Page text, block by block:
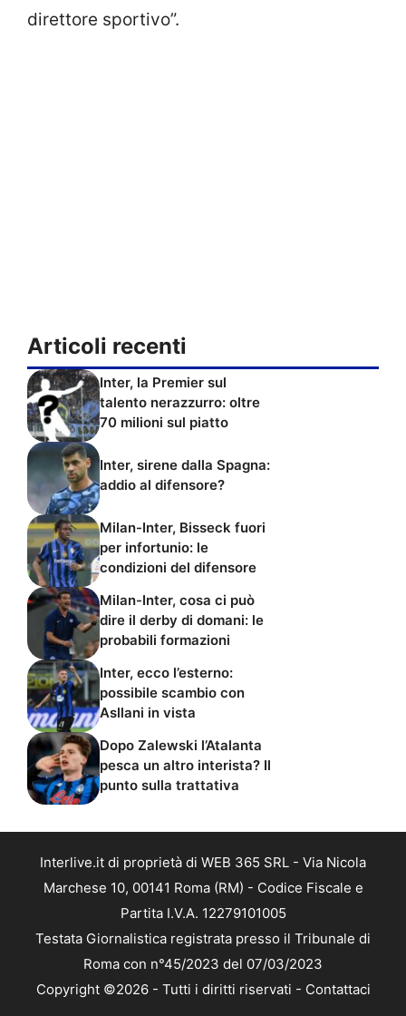
direttore sportivo”.
Articoli recenti
Inter, la Premier sul
talento nerazzurro: oltre
70 milioni sul piatto
Inter, sirene dalla Spagna:
addio al difensore?
Milan-Inter, Bisseck fuori
per infortunio: le
condizioni del difensore
Milan-Inter, cosa ci può
dire il derby di domani: le
probabili formazioni
Inter, ecco l’esterno:
possibile scambio con
Asllani in vista
Dopo Zalewski l’Atalanta
pesca un altro interista? Il
punto sulla trattativa
Interlive.it di proprietà di WEB 365 SRL - Via Nicola
Marchese 10, 00141 Roma (RM) - Codice Fiscale e
Partita I.V.A. 12279101005
Testata Giornalistica registrata presso il Tribunale di
Roma con n°45/2023 del 07/03/2023
Copyright ©2026 - Tutti i diritti riservati - Contattaci